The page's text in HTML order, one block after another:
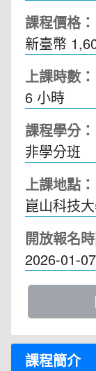
課程價格：
新臺幣
上課時數：
6 小時
課程學分：
非學分班
上課地點：
崑山科技
開放報名時
2026-01-
課程簡介